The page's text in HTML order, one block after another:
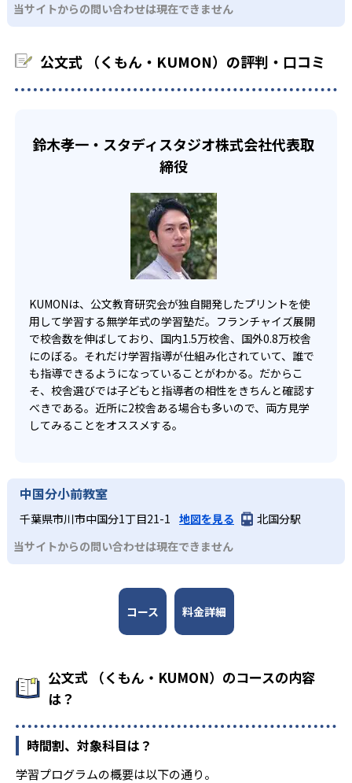
03 フレキシブルな受講スタイル
KUMONでは、教室が開いている時間内であれば、何曜日に
い中高生にも通室しやすい。また、教室によっては自宅か
る。苦手な科目でも自分で解けた達成感を味わうことで、
少しずつ苦手意識を克服できるだろう。
中学生・高校生
部活や習い事と両立したい生徒向け
宿題の量や進め方に関しては、いつでも気軽に相談可能
KUMONでは、中高生のクラスでも数学・英語・国語の3教
科に限られるため、その他の教科に関しては他塾を検討す
当サイトからの問い合わせは現在できません
公文式 （くもん・KUMON）の評判・口コミ
鈴木孝一・スタディスタジオ株式会社代表取
締役
KUMONは、公文教育研究会が独自開発したプリントを使
用して学習する無学年式の学習塾だ。フランチャイズ展開
で校舎数を伸ばしており、国内1.5万校舎、国外0.8万校舎
にのぼる。それだけ学習指導が仕組み化されていて、誰で
も指導できるようになっていることがわかる。だからこ
そ、校舎選びでは子どもと指導者の相性をきちんと確認す
べきである。近所に2校舎ある場合も多いので、両方見学
してみることをオススメする。
中国分小前教室
千葉県市川市中国分1丁目21-1 地図を見る
北国分駅
当サイトからの問い合わせは現在できません
コース 料金詳細
公文式 （くもん・KUMON）のコースの内容
は？
時間割、対象科目は？
学習プログラムの概要は以下の通り。